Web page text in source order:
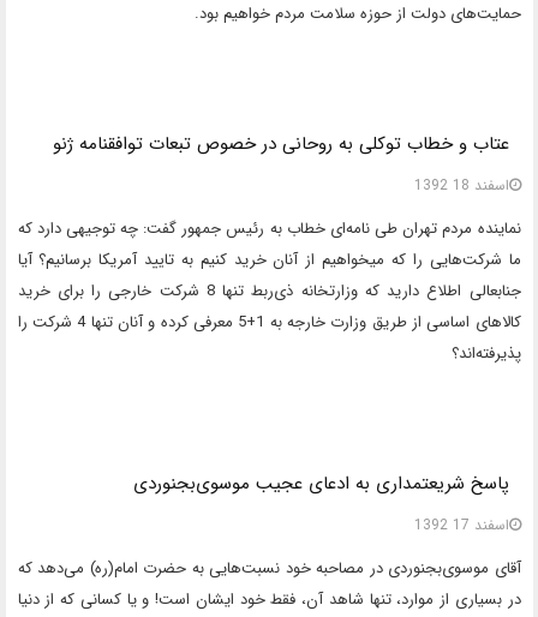
حمایت‌های دولت از حوزه سلامت مردم خواهیم بود.
عتاب و خطاب توکلی به روحانی در خصوص تبعات توافقنامه ژنو
اسفند 18 1392
نماینده مردم تهران طی نامه‌ای خطاب به رئیس جمهور گفت: چه توجیهی دارد که
ما شرکت­‌هایی را که می­خواهیم از آنان خرید کنیم به تایید آمریکا برسانیم؟ آیا
جنابعالی اطلاع دارید که وزارتخانه ذی‌ربط تنها 8 شرکت خارجی را برای خرید
کالاهای اساسی از طریق وزارت خارجه به 1+5 معرفی کرده و آنان تنها 4 شرکت را
پذیرفته­‌اند؟
پاسخ شریعتمداری به ادعای عجیب موسوی‌بجنوردی
اسفند 17 1392
آقای موسوی‌بجنوردی در مصاحبه خود نسبت‌هایی به حضرت امام(ره) می‌دهد که
در بسیاری از موارد، تنها شاهد آن، فقط خود ایشان است! و یا کسانی که از دنیا